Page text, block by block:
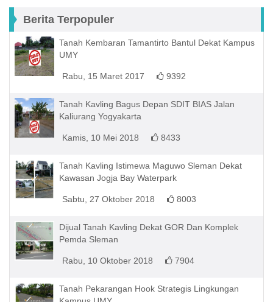
Berita Terpopuler
Tanah Kembaran Tamantirto Bantul Dekat Kampus
UMY
Rabu, 15 Maret 2017 9392
Tanah Kavling Bagus Depan SDIT BIAS Jalan
Kaliurang Yogyakarta
Kamis, 10 Mei 2018 8433
Tanah Kavling Istimewa Maguwo Sleman Dekat
Kawasan Jogja Bay Waterpark
Sabtu, 27 Oktober 2018 8003
Dijual Tanah Kavling Dekat GOR Dan Komplek
Pemda Sleman
Rabu, 10 Oktober 2018 7904
Tanah Pekarangan Hook Strategis Lingkungan